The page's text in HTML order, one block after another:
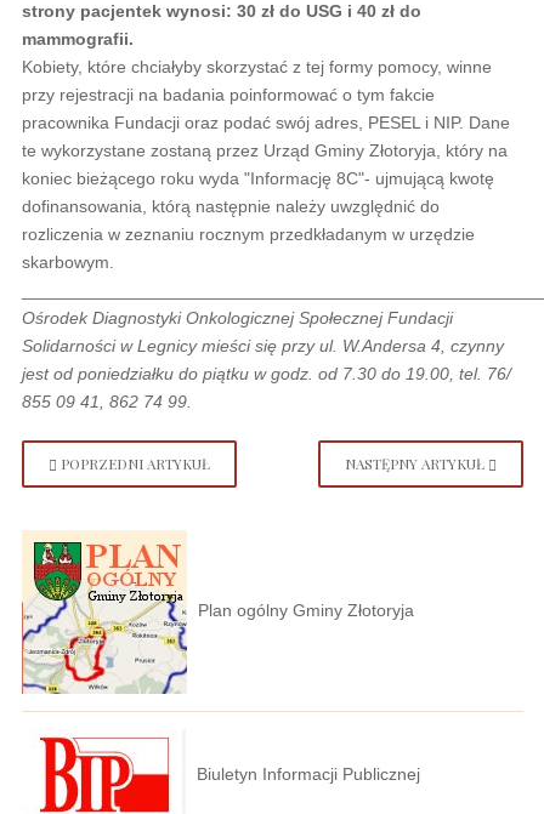
strony pacjentek wynosi: 30 zł do USG i 40 zł do
mammografii.
Kobiety, które chciałyby skorzystać z tej formy pomocy, winne
przy rejestracji na badania poinformować o tym fakcie
pracownika Fundacji oraz podać swój adres, PESEL i NIP. Dane
te wykorzystane zostaną przez Urząd Gminy Złotoryja, który na
koniec bieżącego roku wyda "Informację 8C"- ujmującą kwotę
dofinansowania, którą następnie należy uwzględnić do
rozliczenia w zeznaniu rocznym przedkładanym w urzędzie
skarbowym.
Ośrodek Diagnostyki Onkologicznej Społecznej Fundacji
Solidarności w Legnicy mieści się przy ul. W.Andersa 4, czynny
jest od poniedziałku do piątku w godz. od 7.30 do 19.00, tel. 76/
855 09 41, 862 74 99.
POPRZEDNI ARTYKUŁ NASTĘPNY ARTYKUŁ
Plan ogólny Gminy Złotoryja
Biuletyn Informacji Publicznej